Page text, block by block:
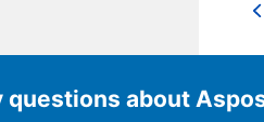
questions about